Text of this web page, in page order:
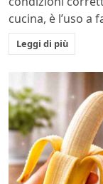
cucina, è l’uso a
Leggi di più